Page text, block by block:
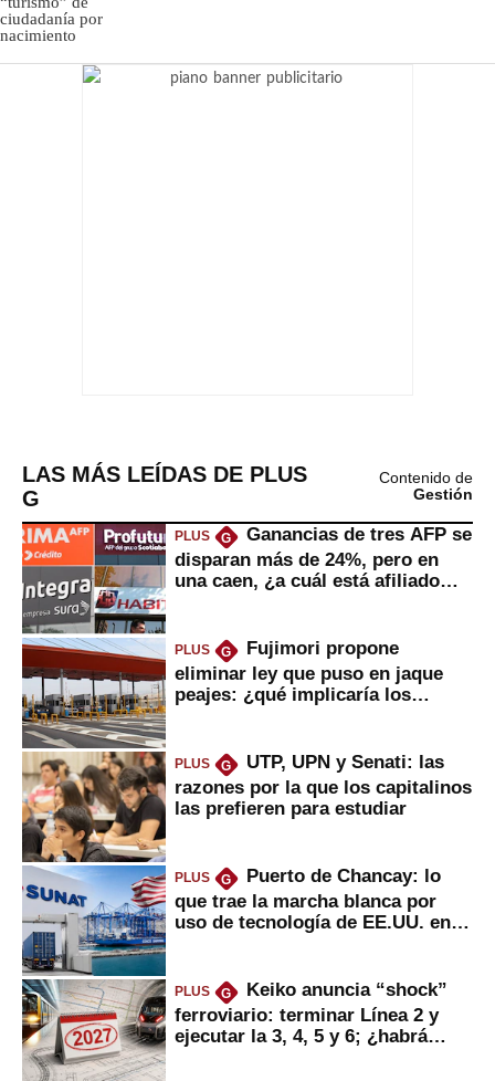
LAS MÁS LEÍDAS DE PLUS
G
Contenido de
Gestión
PLUS G
Ganancias de tres AFP se
disparan más de 24%, pero en
una caen, ¿a cuál está afiliado
PLUS G
Fujimori propone
eliminar ley que puso en jaque
peajes: ¿qué implicaría los
PLUS G
UTP, UPN y Senati: las
razones por la que los capitalinos
las prefieren para estudiar
PLUS G
Puerto de Chancay: lo
que trae la marcha blanca por
uso de tecnología de EE.UU. en
PLUS G
Keiko anuncia “shock”
ferroviario: terminar Línea 2 y
ejecutar la 3, 4, 5 y 6; ¿habrá